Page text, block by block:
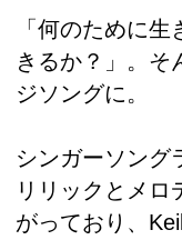
「何のために
きるか？」。そ
ジソングに。
シンガーソング
リリックとメロ
がっており、